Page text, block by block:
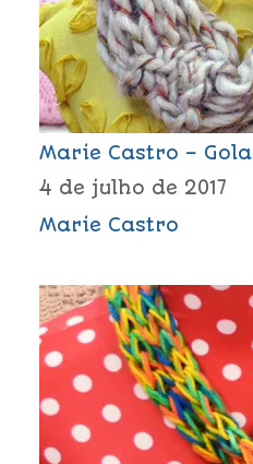
Marie Castro –
4 de julho de 2017
Marie Castro